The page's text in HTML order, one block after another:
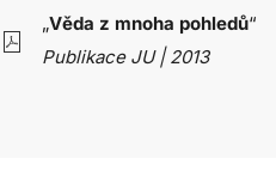
„Věda z mnoha pohledů“
Publikace JU | 2013